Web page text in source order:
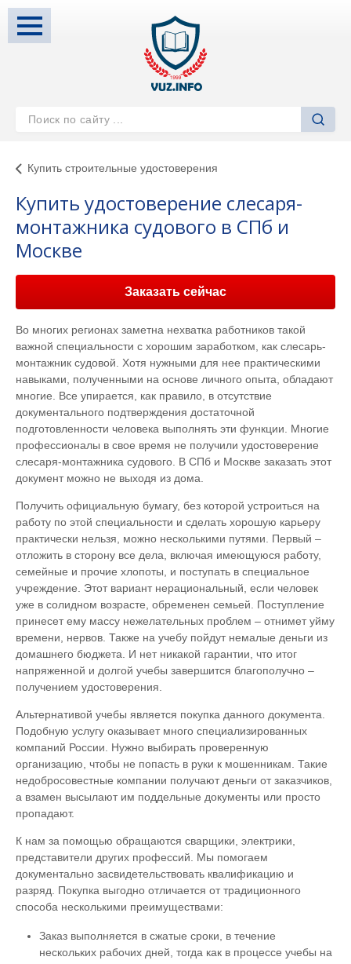
Купить строительные удостоверения
Купить удостоверение слесаря-
монтажника судового в СПб и
Москве
Заказать сейчас
Во многих регионах заметна нехватка работников такой
важной специальности с хорошим заработком, как слесарь-
монтажник судовой. Хотя нужными для нее практическими
навыками, полученными на основе личного опыта, обладают
многие. Все упирается, как правило, в отсутствие
документального подтверждения достаточной
подготовленности человека выполнять эти функции. Многие
профессионалы в свое время не получили удостоверение
слесаря-монтажника судового. В СПб и Москве заказать этот
документ можно не выходя из дома.
Получить официальную бумагу, без которой устроиться на
работу по этой специальности и сделать хорошую карьеру
практически нельзя, можно несколькими путями. Первый –
отложить в сторону все дела, включая имеющуюся работу,
семейные и прочие хлопоты, и поступать в специальное
учреждение. Этот вариант нерациональный, если человек
уже в солидном возрасте, обременен семьей. Поступление
принесет ему массу нежелательных проблем – отнимет уйму
времени, нервов. Также на учебу пойдут немалые деньги из
домашнего бюджета. И нет никакой гарантии, что итог
напряженной и долгой учебы завершится благополучно –
получением удостоверения.
Альтернативой учебы является покупка данного документа.
Подобную услугу оказывает много специализированных
компаний России. Нужно выбирать проверенную
организацию, чтобы не попасть в руки к мошенникам. Такие
недобросовестные компании получают деньги от заказчиков,
а взамен высылают им поддельные документы или просто
пропадают.
К нам за помощью обращаются сварщики, электрики,
представители других профессий. Мы помогаем
документально засвидетельствовать квалификацию и
разряд. Покупка выгодно отличается от традиционного
способа несколькими преимуществами:
Заказ выполняется в сжатые сроки, в течение
нескольких рабочих дней, тогда как в процессе учебы на